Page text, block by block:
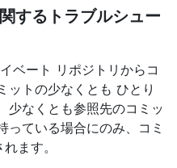
するトラブルシュー
ベート リポジトリからコ
ットの少なくとも ひとり
少なくとも参照先のコミッ
っている場合にのみ、コミ
ます。